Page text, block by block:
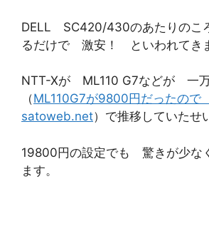
DELL SC420/430のあたりのこ
るだけで 激安！ といわれてき
NTT-Xが ML110 G7などが 一
（ML110G7が9800円だったので
satoweb.net）で推移していたせ
19800円の設定でも 驚きが少な
ます。